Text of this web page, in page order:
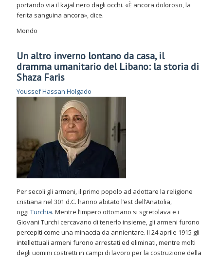
portando via il kajal nero dagli occhi. «È ancora doloroso, la
ferita sanguina ancora», dice.
Mondo
Un altro inverno lontano da casa, il
dramma umanitario del Libano: la storia di
Shaza Faris
Youssef Hassan Holgado
Per secoli gli armeni, il primo popolo ad adottare la religione
cristiana nel 301 d.C. hanno abitato l’est dell’Anatolia,
oggi Turchia. Mentre l’impero ottomano si sgretolava e i
Giovani Turchi cercavano di tenerlo insieme, gli armeni furono
percepiti come una minaccia da annientare. Il 24 aprile 1915 gli
intellettuali armeni furono arrestati ed eliminati, mentre molti
degli uomini costretti in campi di lavoro per la costruzione della